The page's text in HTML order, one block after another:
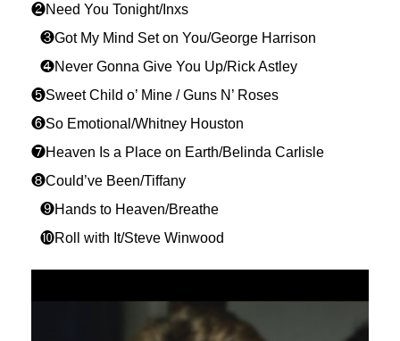
❷Need You Tonight/Inxs
❸Got My Mind Set on You/George Harrison
❹Never Gonna Give You Up/Rick Astley
❺Sweet Child o’ Mine / Guns N’ Roses
❻So Emotional/Whitney Houston
❼Heaven Is a Place on Earth/Belinda Carlisle
❽Could’ve Been/Tiffany
❾Hands to Heaven/Breathe
❿Roll with It/Steve Winwood